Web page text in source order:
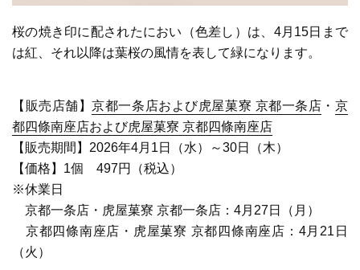
桜の焼き印に配されたにおい（色差し）は、4月15日まで
は紅、 それ以降は葉桜の風情を表して緑になります。
【販売店舗】京都一条店および虎屋菓寮 京都一条店 ・京
都四條南座店および虎屋菓寮 京都四條南座店
【販売期間】2026年4月1日（水）～30日（木）
【価格】1個 497円（税込）
※休業日
京都一条店・虎屋菓寮 京都一条店：4月27日（月）
京都四條南座店・虎屋菓寮 京都四條南座店：4月21日
（火）